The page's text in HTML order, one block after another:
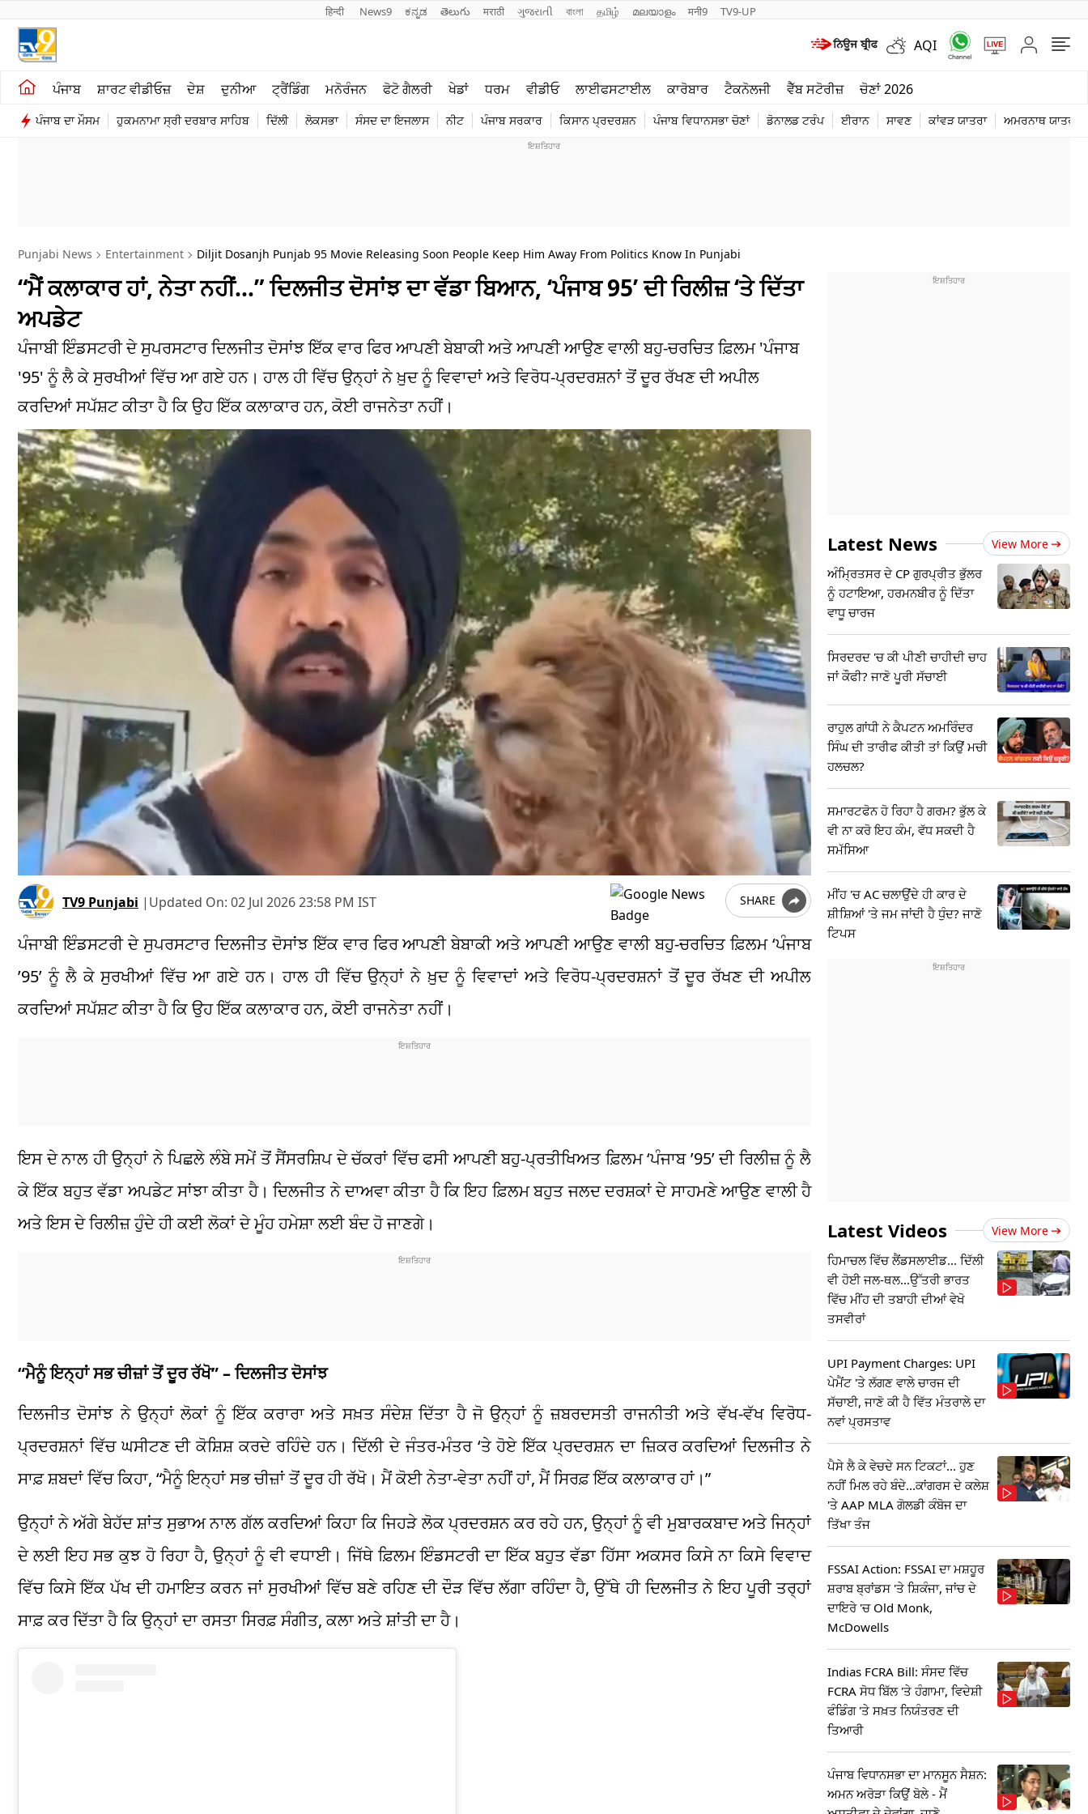
हिन्दी News9 ಕನ್ನಡ తెలుగు मराठी ગુજરાતી বাংলা தமிழ் മലയാളം मनी9 TV9-UP
AQI
ਪੰਜਾਬ ਸ਼ਾਰਟ ਵੀਡੀਓਜ਼ ਦੇਸ਼ ਦੁਨੀਆ ਟ੍ਰੈਂਡਿੰਗ ਮਨੋਰੰਜਨ ਫੋਟੋ ਗੈਲਰੀ ਖੇਡਾਂ ਧਰਮ ਵੀਡੀਓ ਲਾਈਫਸਟਾਈਲ ਕਾਰੋਬਾਰ ਟੈਕਨੋਲਜੀ ਵੈੱਬ ਸਟੋਰੀਜ਼ ਚੋਣਾਂ 2026
ਪੰਜਾਬ ਦਾ ਮੌਸਮ ਹੁਕਮਨਾਮਾ ਸ੍ਰੀ ਦਰਬਾਰ ਸਾਹਿਬ ਦਿੱਲੀ ਲੋਕਸਭਾ ਸੰਸਦ ਦਾ ਇਜਲਾਸ ਨੀਟ ਪੰਜਾਬ ਸਰਕਾਰ ਕਿਸਾਨ ਪ੍ਰਦਰਸ਼ਨ ਪੰਜਾਬ ਵਿਧਾਨਸਭਾ ਚੋਣਾਂ ਡੋਨਾਲਡ ਟਰੰਪ ਈਰਾਨ ਸਾਵਣ ਕਾਂਵੜ ਯਾਤਰਾ ਅਮਰਨਾਥ ਯਾਤਰਾ
ਖੇਤੀਬਾੜੀ
ਸ਼ਾਰਟ ਵੀਡੀਓਜ਼
ਮਨੋਰੰਜਨ
ਪੰਜਾਬ
ਟੈਕਨੋਲਜੀ
ਦੁਨੀਆ
Punjabi News Entertainment Diljit Dosanjh Punjab 95 Movie Releasing Soon People Keep Him Away From Politics Know In Punjabi
“ਮੈਂ ਕਲਾਕਾਰ ਹਾਂ, ਨੇਤਾ ਨਹੀਂ…” ਦਿਲਜੀਤ ਦੋਸਾਂਝ ਦਾ ਵੱਡਾ ਬਿਆਨ, ‘ਪੰਜਾਬ 95’ ਦੀ ਰਿਲੀਜ਼ ‘ਤੇ ਦਿੱਤਾ
ਅਪਡੇਟ
ਪੰਜਾਬੀ ਇੰਡਸਟਰੀ ਦੇ ਸੁਪਰਸਟਾਰ ਦਿਲਜੀਤ ਦੋਸਾਂਝ ਇੱਕ ਵਾਰ ਫਿਰ ਆਪਣੀ ਬੇਬਾਕੀ ਅਤੇ ਆਪਣੀ ਆਉਣ ਵਾਲੀ ਬਹੁ-ਚਰਚਿਤ ਫ਼ਿਲਮ 'ਪੰਜਾਬ
'95' ਨੂੰ ਲੈ ਕੇ ਸੁਰਖੀਆਂ ਵਿੱਚ ਆ ਗਏ ਹਨ। ਹਾਲ ਹੀ ਵਿੱਚ ਉਨ੍ਹਾਂ ਨੇ ਖ਼ੁਦ ਨੂੰ ਵਿਵਾਦਾਂ ਅਤੇ ਵਿਰੋਧ-ਪ੍ਰਦਰਸ਼ਨਾਂ ਤੋਂ ਦੂਰ ਰੱਖਣ ਦੀ ਅਪੀਲ
ਕਰਦਿਆਂ ਸਪੱਸ਼ਟ ਕੀਤਾ ਹੈ ਕਿ ਉਹ ਇੱਕ ਕਲਾਕਾਰ ਹਨ, ਕੋਈ ਰਾਜਨੇਤਾ ਨਹੀਂ।
TV9 Punjabi | Updated On: 02 Jul 2026 23:58 PM IST SHARE
ਪੰਜਾਬੀ ਇੰਡਸਟਰੀ ਦੇ ਸੁਪਰਸਟਾਰ ਦਿਲਜੀਤ ਦੋਸਾਂਝ ਇੱਕ ਵਾਰ ਫਿਰ ਆਪਣੀ ਬੇਬਾਕੀ ਅਤੇ ਆਪਣੀ ਆਉਣ ਵਾਲੀ ਬਹੁ-ਚਰਚਿਤ ਫ਼ਿਲਮ ‘ਪੰਜਾਬ
’95’ ਨੂੰ ਲੈ ਕੇ ਸੁਰਖੀਆਂ ਵਿੱਚ ਆ ਗਏ ਹਨ। ਹਾਲ ਹੀ ਵਿੱਚ ਉਨ੍ਹਾਂ ਨੇ ਖ਼ੁਦ ਨੂੰ ਵਿਵਾਦਾਂ ਅਤੇ ਵਿਰੋਧ-ਪ੍ਰਦਰਸ਼ਨਾਂ ਤੋਂ ਦੂਰ ਰੱਖਣ ਦੀ ਅਪੀਲ
ਕਰਦਿਆਂ ਸਪੱਸ਼ਟ ਕੀਤਾ ਹੈ ਕਿ ਉਹ ਇੱਕ ਕਲਾਕਾਰ ਹਨ, ਕੋਈ ਰਾਜਨੇਤਾ ਨਹੀਂ।
ਇਸ ਦੇ ਨਾਲ ਹੀ ਉਨ੍ਹਾਂ ਨੇ ਪਿਛਲੇ ਲੰਬੇ ਸਮੇਂ ਤੋਂ ਸੈਂਸਰਸ਼ਿਪ ਦੇ ਚੱਕਰਾਂ ਵਿੱਚ ਫਸੀ ਆਪਣੀ ਬਹੁ-ਪ੍ਰਤੀਖਿਅਤ ਫ਼ਿਲਮ ‘ਪੰਜਾਬ ’95’ ਦੀ ਰਿਲੀਜ਼ ਨੂੰ ਲੈ
ਕੇ ਇੱਕ ਬਹੁਤ ਵੱਡਾ ਅਪਡੇਟ ਸਾਂਝਾ ਕੀਤਾ ਹੈ। ਦਿਲਜੀਤ ਨੇ ਦਾਅਵਾ ਕੀਤਾ ਹੈ ਕਿ ਇਹ ਫ਼ਿਲਮ ਬਹੁਤ ਜਲਦ ਦਰਸ਼ਕਾਂ ਦੇ ਸਾਹਮਣੇ ਆਉਣ ਵਾਲੀ ਹੈ
ਅਤੇ ਇਸ ਦੇ ਰਿਲੀਜ਼ ਹੁੰਦੇ ਹੀ ਕਈ ਲੋਕਾਂ ਦੇ ਮੂੰਹ ਹਮੇਸ਼ਾ ਲਈ ਬੰਦ ਹੋ ਜਾਣਗੇ।
“ਮੈਨੂੰ ਇਨ੍ਹਾਂ ਸਭ ਚੀਜ਼ਾਂ ਤੋਂ ਦੂਰ ਰੱਖੋ” – ਦਿਲਜੀਤ ਦੋਸਾਂਝ
ਦਿਲਜੀਤ ਦੋਸਾਂਝ ਨੇ ਉਨ੍ਹਾਂ ਲੋਕਾਂ ਨੂੰ ਇੱਕ ਕਰਾਰਾ ਅਤੇ ਸਖ਼ਤ ਸੰਦੇਸ਼ ਦਿੱਤਾ ਹੈ ਜੋ ਉਨ੍ਹਾਂ ਨੂੰ ਜ਼ਬਰਦਸਤੀ ਰਾਜਨੀਤੀ ਅਤੇ ਵੱਖ-ਵੱਖ ਵਿਰੋਧ-
ਪ੍ਰਦਰਸ਼ਨਾਂ ਵਿੱਚ ਘਸੀਟਣ ਦੀ ਕੋਸ਼ਿਸ਼ ਕਰਦੇ ਰਹਿੰਦੇ ਹਨ। ਦਿੱਲੀ ਦੇ ਜੰਤਰ-ਮੰਤਰ ‘ਤੇ ਹੋਏ ਇੱਕ ਪ੍ਰਦਰਸ਼ਨ ਦਾ ਜ਼ਿਕਰ ਕਰਦਿਆਂ ਦਿਲਜੀਤ ਨੇ
ਸਾਫ਼ ਸ਼ਬਦਾਂ ਵਿੱਚ ਕਿਹਾ, “ਮੈਨੂੰ ਇਨ੍ਹਾਂ ਸਭ ਚੀਜ਼ਾਂ ਤੋਂ ਦੂਰ ਹੀ ਰੱਖੋ। ਮੈਂ ਕੋਈ ਨੇਤਾ-ਵੇਤਾ ਨਹੀਂ ਹਾਂ, ਮੈਂ ਸਿਰਫ਼ ਇੱਕ ਕਲਾਕਾਰ ਹਾਂ।”
ਉਨ੍ਹਾਂ ਨੇ ਅੱਗੇ ਬੇਹੱਦ ਸ਼ਾਂਤ ਸੁਭਾਅ ਨਾਲ ਗੱਲ ਕਰਦਿਆਂ ਕਿਹਾ ਕਿ ਜਿਹੜੇ ਲੋਕ ਪ੍ਰਦਰਸ਼ਨ ਕਰ ਰਹੇ ਹਨ, ਉਨ੍ਹਾਂ ਨੂੰ ਵੀ ਮੁਬਾਰਕਬਾਦ ਅਤੇ ਜਿਨ੍ਹਾਂ
ਦੇ ਲਈ ਇਹ ਸਭ ਕੁਝ ਹੋ ਰਿਹਾ ਹੈ, ਉਨ੍ਹਾਂ ਨੂੰ ਵੀ ਵਧਾਈ। ਜਿੱਥੇ ਫ਼ਿਲਮ ਇੰਡਸਟਰੀ ਦਾ ਇੱਕ ਬਹੁਤ ਵੱਡਾ ਹਿੱਸਾ ਅਕਸਰ ਕਿਸੇ ਨਾ ਕਿਸੇ ਵਿਵਾਦ
ਵਿੱਚ ਕਿਸੇ ਇੱਕ ਪੱਖ ਦੀ ਹਮਾਇਤ ਕਰਨ ਜਾਂ ਸੁਰਖੀਆਂ ਵਿੱਚ ਬਣੇ ਰਹਿਣ ਦੀ ਦੌੜ ਵਿੱਚ ਲੱਗਾ ਰਹਿੰਦਾ ਹੈ, ਉੱਥੇ ਹੀ ਦਿਲਜੀਤ ਨੇ ਇਹ ਪੂਰੀ ਤਰ੍ਹਾਂ
ਸਾਫ਼ ਕਰ ਦਿੱਤਾ ਹੈ ਕਿ ਉਨ੍ਹਾਂ ਦਾ ਰਸਤਾ ਸਿਰਫ਼ ਸੰਗੀਤ, ਕਲਾ ਅਤੇ ਸ਼ਾਂਤੀ ਦਾ ਹੈ।
Latest News View More
ਅੰਮ੍ਰਿਤਸਰ ਦੇ CP ਗੁਰਪ੍ਰੀਤ ਭੁੱਲਰ
ਨੂੰ ਹਟਾਇਆ, ਹਰਮਨਬੀਰ ਨੂੰ ਦਿੱਤਾ
ਵਾਧੂ ਚਾਰਜ
ਸਿਰਦਰਦ 'ਚ ਕੀ ਪੀਣੀ ਚਾਹੀਦੀ ਚਾਹ
ਜਾਂ ਕੌਫੀ? ਜਾਣੋ ਪੂਰੀ ਸੱਚਾਈ
ਰਾਹੁਲ ਗਾਂਧੀ ਨੇ ਕੈਪਟਨ ਅਮਰਿੰਦਰ
ਸਿੰਘ ਦੀ ਤਾਰੀਫ ਕੀਤੀ ਤਾਂ ਕਿਉਂ ਮਚੀ
ਹਲਚਲ?
ਸਮਾਰਟਫੋਨ ਹੋ ਰਿਹਾ ਹੈ ਗਰਮ? ਭੁੱਲ ਕੇ
ਵੀ ਨਾ ਕਰੋ ਇਹ ਕੰਮ, ਵੱਧ ਸਕਦੀ ਹੈ
ਸਮੱਸਿਆ
ਮੀਂਹ 'ਚ AC ਚਲਾਉਂਦੇ ਹੀ ਕਾਰ ਦੇ
ਸ਼ੀਸ਼ਿਆਂ 'ਤੇ ਜਮ ਜਾਂਦੀ ਹੈ ਧੁੰਦ? ਜਾਣੋ
ਟਿਪਸ
Latest Videos View More
ਹਿਮਾਚਲ ਵਿੱਚ ਲੈਂਡਸਲਾਈਡ... ਦਿੱਲੀ
ਵੀ ਹੋਈ ਜਲ-ਥਲ...ਉੱਤਰੀ ਭਾਰਤ
ਵਿੱਚ ਮੀਂਹ ਦੀ ਤਬਾਹੀ ਦੀਆਂ ਵੇਖੋ
ਤਸਵੀਰਾਂ
UPI Payment Charges: UPI
ਪੇਮੈਂਟ 'ਤੇ ਲੱਗਣ ਵਾਲੇ ਚਾਰਜ ਦੀ
ਸੱਚਾਈ, ਜਾਣੋ ਕੀ ਹੈ ਵਿੱਤ ਮੰਤਰਾਲੇ ਦਾ
ਨਵਾਂ ਪ੍ਰਸਤਾਵ
ਪੈਸੇ ਲੈ ਕੇ ਵੇਚਦੇ ਸਨ ਟਿਕਟਾਂ... ਹੁਣ
ਨਹੀਂ ਮਿਲ ਰਹੇ ਬੰਦੇ...ਕਾਂਗਰਸ ਦੇ ਕਲੇਸ਼
'ਤੇ AAP MLA ਗੋਲਡੀ ਕੰਬੋਜ ਦਾ
ਤਿੱਖਾ ਤੰਜ
FSSAI Action: FSSAI ਦਾ ਮਸ਼ਹੂਰ
ਸ਼ਰਾਬ ਬ੍ਰਾਂਡਸ 'ਤੇ ਸ਼ਿਕੰਜਾ, ਜਾਂਚ ਦੇ
ਦਾਇਰੇ 'ਚ Old Monk,
McDowells
Indias FCRA Bill: ਸੰਸਦ ਵਿੱਚ
FCRA ਸੋਧ ਬਿੱਲ 'ਤੇ ਹੰਗਾਮਾ, ਵਿਦੇਸ਼ੀ
ਫੰਡਿੰਗ 'ਤੇ ਸਖ਼ਤ ਨਿਯੰਤਰਣ ਦੀ
ਤਿਆਰੀ
ਪੰਜਾਬ ਵਿਧਾਨਸਭਾ ਦਾ ਮਾਨਸੂਨ ਸੈਸ਼ਨ:
ਅਮਨ ਅਰੋੜਾ ਕਿਉਂ ਬੋਲੇ - ਮੈਂ